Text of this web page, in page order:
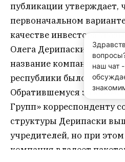
публикации утверждает,
первоначальном
качестве инвестора
Олега Дерипаски «Базэл
название компании в
республики было
Обратившемуся за
Групп» корреспонденту
структуры Дерипаски
учредителей, но при
компания владеет
наш чат